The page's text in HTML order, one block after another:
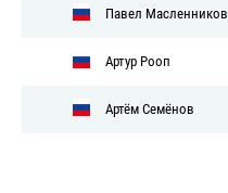
Павел Масленников
Артур Рооп
Артём Семёнов